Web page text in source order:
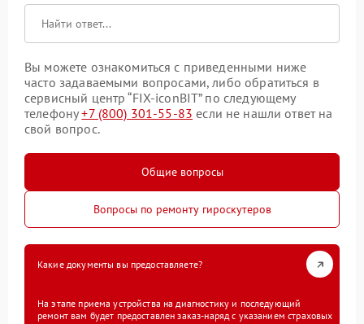
Вы можете ознакомиться с приведенными ниже
часто задаваемыми вопросами, либо обратиться в
сервисный центр “FIX-iconBIT” по следующему
телефону+7 (800) 301-55-83 если не нашли ответ на
свой вопрос.
Общие вопросы
Вопросы по ремонту гироскутеров
Какие документы вы предоставляете?
На этапе приема устройства на диагностику и последующий
ремонт вам будет предоставлен заказ-наряд с указанием страховых